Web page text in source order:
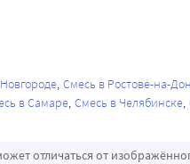
Смесь в Ростове-на-
в Самаре Смесь в Челябинске
отличаться от